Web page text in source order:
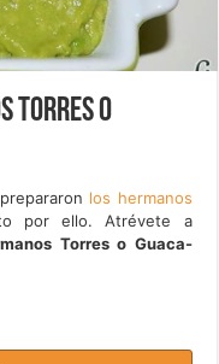
Torres o
los hermanos
por ello. Atrévete a
Torres o Guaca-